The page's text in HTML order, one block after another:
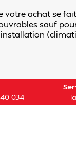
votre achat se
sauf
installation
034